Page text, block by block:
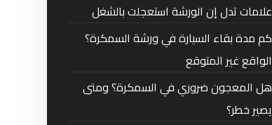
علامات تدل إن الورشة استعجلت بالشغل
كم مدة بقاء السيارة في ورشة السمكرة؟
الواقع غير المتوقع
هل المعجون ضروري في السمكرة؟ ومتى
يصير خطر؟